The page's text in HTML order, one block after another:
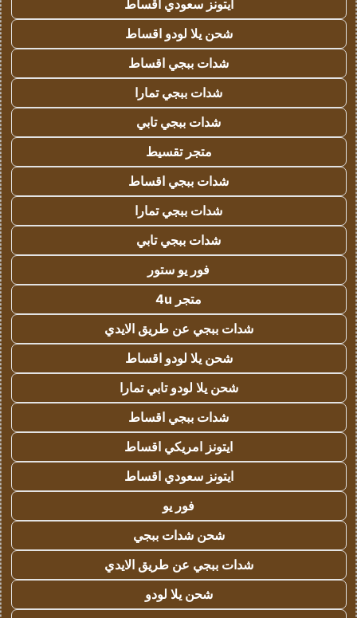
ايتونز سعودي اقساط
شحن يلا لودو اقساط
شدات ببجي اقساط
شدات ببجي تمارا
شدات ببجي تابي
متجر تقسيط
شدات ببجي اقساط
شدات ببجي تمارا
شدات ببجي تابي
فور يو ستور
متجر 4u
شدات ببجي عن طريق الايدي
شحن يلا لودو اقساط
شحن يلا لودو تابي تمارا
شدات ببجي اقساط
ايتونز امريكي اقساط
ايتونز سعودي اقساط
فور يو
شحن شدات ببجي
شدات ببجي عن طريق الايدي
شحن يلا لودو